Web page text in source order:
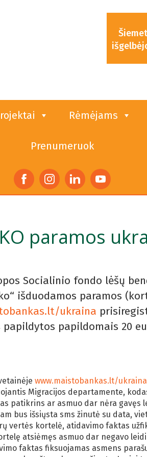
Rėmėjams
Prenumeruok
paramos
Socialinio fondo lėšų
išduodamos paramos
ukraina
papildomais 20
www.maistobankas.lt/ukraina
Migracijos departamente,
patikrins ar asmuo dar nėra
bus išsiųsta sms žinutė su data,
vertės kortelė, atidavimo faktas
atsiėmęs asmuo dar negavo
faktas fiksuojamas asmens